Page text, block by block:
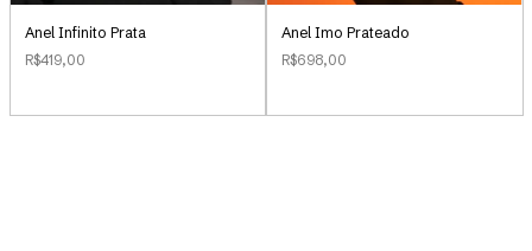
Anel Infinito Prata
R$419,00
Anel Imo Prateado
R$698,00